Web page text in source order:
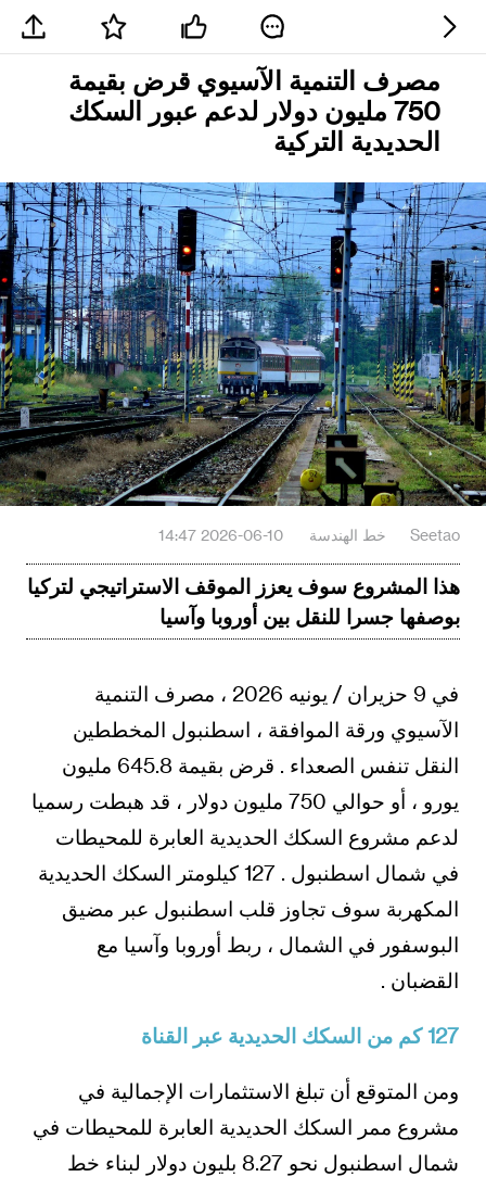
مصرف التنمية الآسيوي قرض بقيمة
750 مليون دولار لدعم عبور السكك
الحديدية التركية
Seetao خط الهندسة 2026-06-10 14:47
هذا المشروع سوف يعزز الموقف الاستراتيجي لتركيا
بوصفها جسرا للنقل بين أوروبا وآسيا
في 9 حزيران / يونيه 2026 ، مصرف التنمية
الآسيوي ورقة الموافقة ، اسطنبول المخططين
النقل تنفس الصعداء . قرض بقيمة 645.8 مليون
يورو ، أو حوالي 750 مليون دولار ، قد هبطت رسميا
لدعم مشروع السكك الحديدية العابرة للمحيطات
في شمال اسطنبول . 127 كيلومتر السكك الحديدية
المكهربة سوف تجاوز قلب اسطنبول عبر مضيق
البوسفور في الشمال ، ربط أوروبا وآسيا مع
القضبان .
127 كم من السكك الحديدية عبر القناة
ومن المتوقع أن تبلغ الاستثمارات الإجمالية في
مشروع ممر السكك الحديدية العابرة للمحيطات في
شمال اسطنبول نحو 8.27 بليون دولار لبناء خط